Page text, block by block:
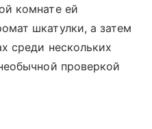
комнате ей
шкатулки, а затем
среди нескольких
проверкой